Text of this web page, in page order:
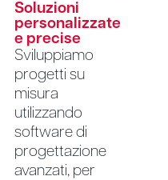
Soluzioni
personalizzate
e precise
Sviluppiamo
progetti su
misura
utilizzando
software di
progettazione
avanzati, per